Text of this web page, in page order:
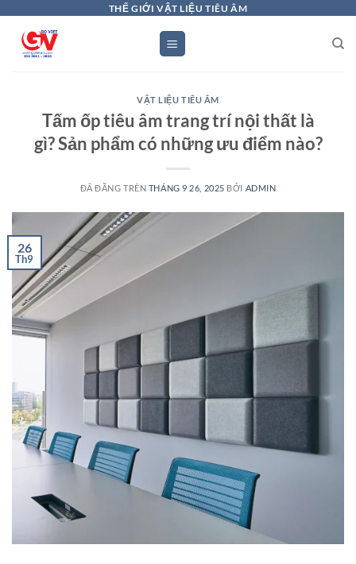
THẾ GIỚI VẬT LIỆU TIÊU ÂM
VẬT LIỆU TIÊU ÂM
Tấm ốp tiêu âm trang trí nội thất là
gì? Sản phẩm có những ưu điểm nào?
ĐÃ ĐĂNG TRÊN THÁNG 9 26, 2025 BỞI ADMIN
26
Th9